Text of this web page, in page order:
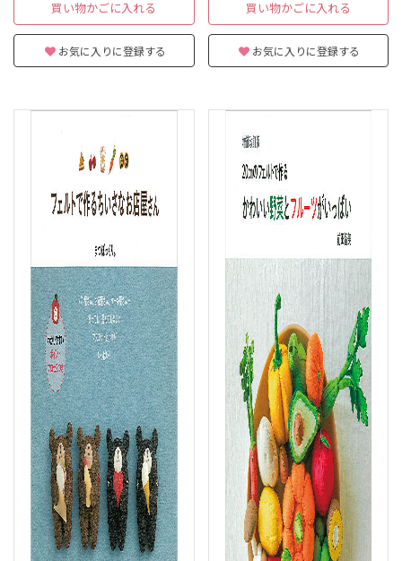
買い物かごに入れる
お気に入りに登録する
買い物かごに入れる
お気に入りに登録する